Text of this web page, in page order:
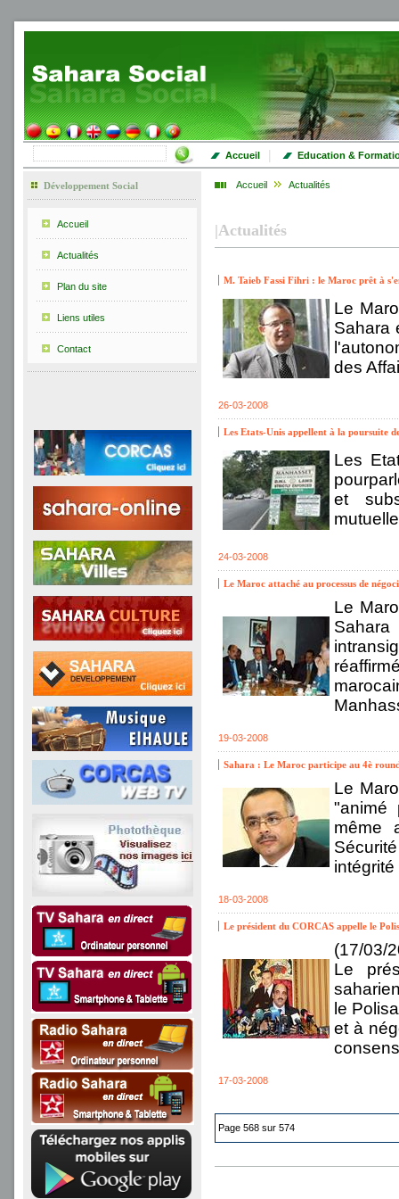
Accueil | Education &
Développement Social
Accueil
Actualités
Plan du site
Liens utiles
Contact
Accueil Actualités
|Actualités
M. Taieb Fassi Fihri : le Maroc prêt à
Le
Sahara
des
26-03-2008
Les Etats-Unis appellent à la poursuite
Les
et
24-03-2008
Le Maroc attaché au processus de
Le
Sahara
19-03-2008
Sahara : Le Maroc participe au 4è
Le
"animé
même
18-03-2008
Le président du CORCAS appelle le
(17/03/
Le
le
et à
17-03-2008
Page 568 sur 574